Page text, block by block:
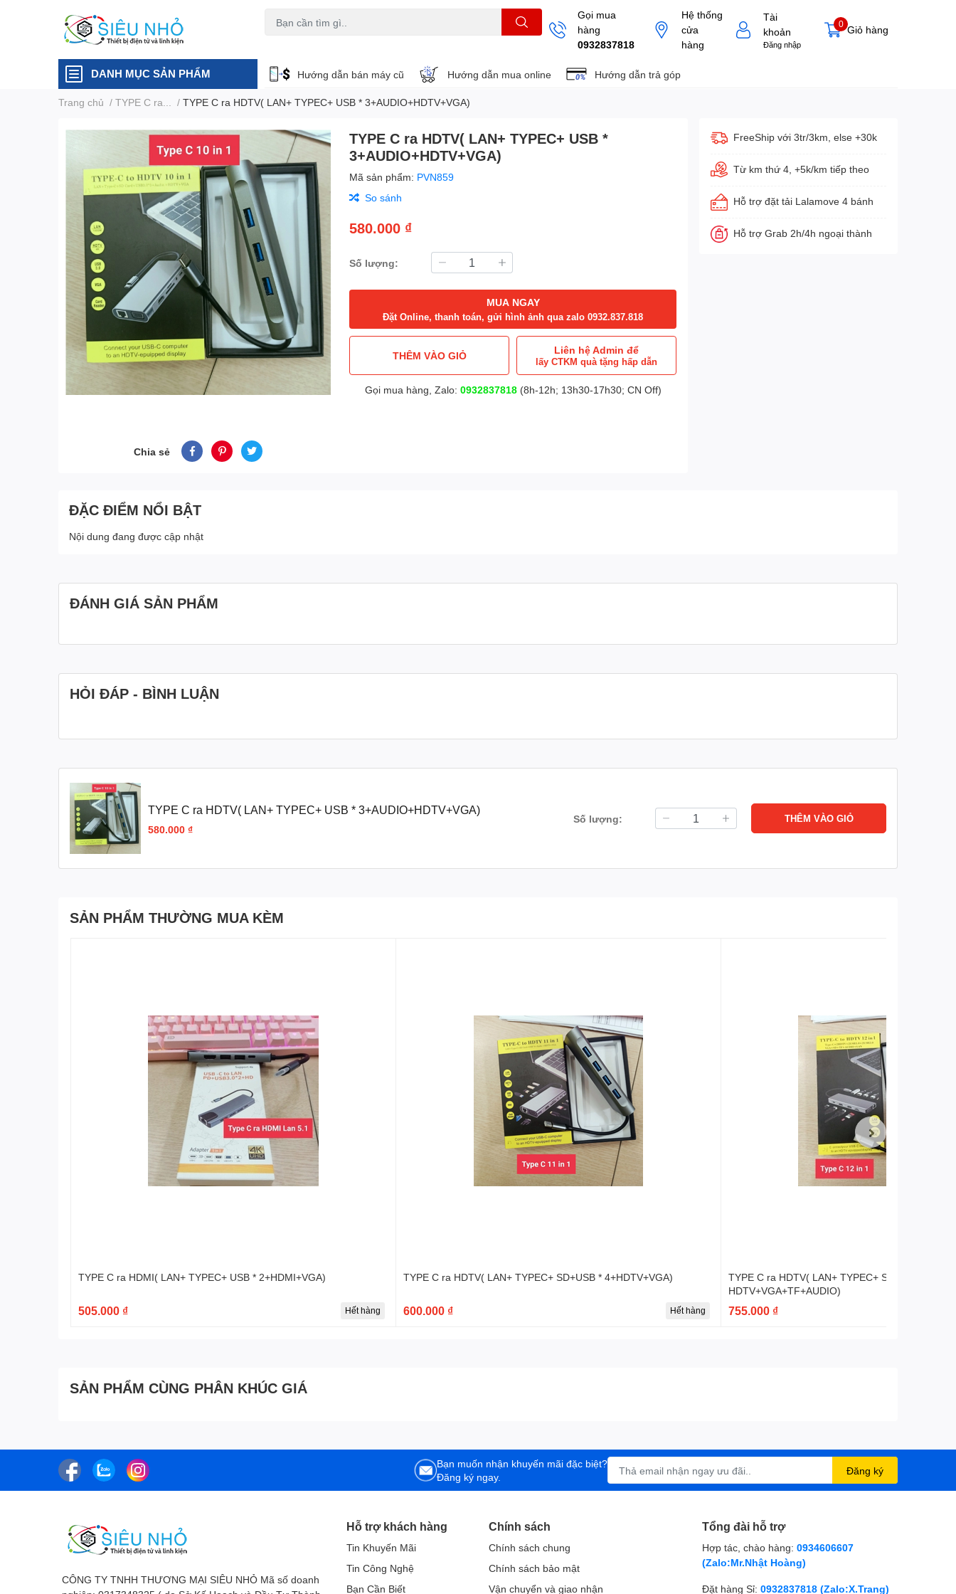
Gọi mua
hàng
0932837818
Hệ thống
cửa
hàng
Tài
khoản
Đăng nhập
Giỏ hàng
0
DANH MỤC SẢN PHẨM Hướng dẫn bán máy cũ Hướng dẫn mua online Hướng dẫn trả góp
Trang chủ / TYPE C ra... / TYPE C ra HDTV( LAN+ TYPEC+ USB * 3+AUDIO+HDTV+VGA)
Chia sẻ
TYPE C ra HDTV( LAN+ TYPEC+ USB *
3+AUDIO+HDTV+VGA)
Mã sản phẩm: PVN859
So sánh
580.000 ₫
Số lượng:
MUA NGAY
Đặt Online, thanh toán, gửi hình ảnh qua zalo 0932.837.818
THÊM VÀO GIỎ Liên hệ Admin để
lấy CTKM quà tặng hấp dẫn
Gọi mua hàng, Zalo: 0932837818(8h-12h; 13h30-17h30; CN Off)
FreeShip với 3tr/3km, else +30k
Từ km thứ 4, +5k/km tiếp theo
Hỗ trợ đặt tải Lalamove 4 bánh
Hỗ trợ Grab 2h/4h ngoại thành
ĐẶC ĐIỂM NỔI BẬT
Nội dung đang được cập nhật
ĐÁNH GIÁ SẢN PHẨM
HỎI ĐÁP - BÌNH LUẬN
TYPE C ra HDTV( LAN+ TYPEC+ USB * 3+AUDIO+HDTV+VGA)
580.000 ₫
Số lượng: THÊM VÀO GIỎ
SẢN PHẨM THƯỜNG MUA KÈM
TYPE C ra HDMI( LAN+ TYPEC+ USB * 2+HDMI+VGA)
505.000 ₫ Hết hàng
TYPE C ra HDTV( LAN+ TYPEC+ SD+USB * 4+HDTV+VGA)
600.000 ₫ Hết hàng
TYPE C ra HDTV( LAN+ TYPEC+ SD+ 2USB
HDTV+VGA+TF+AUDIO)
755.000 ₫
SẢN PHẨM CÙNG PHÂN KHÚC GIÁ
Bạn muốn nhận khuyến mãi đặc biệt?
Đăng ký ngay.
Đăng ký
CÔNG TY TNHH THƯƠNG MẠI SIÊU NHỎ Mã số doanh
Hỗ trợ khách hàng
Tin Khuyến Mãi
Tin Công Nghệ
Bạn Cần Biết
Chính sách
Chính sách chung
Chính sách bảo mật
Vận chuyển và giao nhận
Tổng đài hỗ trợ
Hợp tác, chào hàng: 0934606607
(Zalo:Mr.Nhật Hoàng)
Đặt hàng Sỉ: 0932837818 (Zalo:X.Trang)